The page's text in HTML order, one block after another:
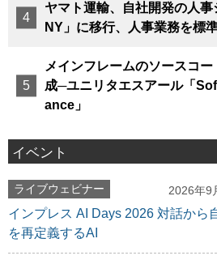
ヤマト運輸、自社開発の人
NY」に移行、人事業務を標
メインフレームのソースコ
成─ユニリタエスアール「
ance」
イベント
ライブウェビナー 2026年9
インプレス AI Days 2026 対話から
を再定義するAI